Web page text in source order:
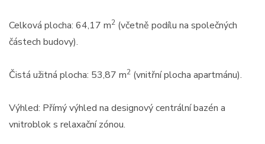
Celková plocha: 64,17 m2 (včetně podílu na společných
částech budovy).
Čistá užitná plocha: 53,87 m2 (vnitřní plocha apartmánu).
Výhled: Přímý výhled na designový centrální bazén a
vnitroblok s relaxační zónou.